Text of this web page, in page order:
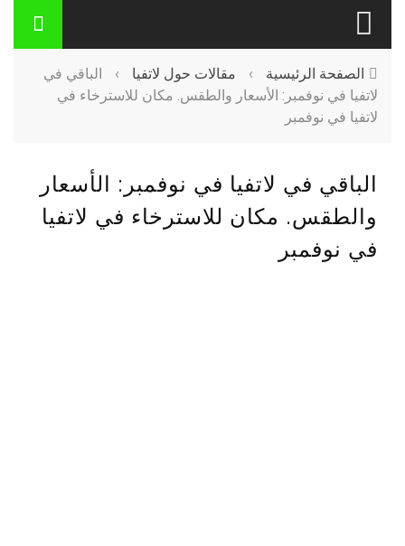
الصفحة الرئيسية › مقالات حول لاتفيا ›
الباقي في
لاتفيا في نوفمبر: الأسعار والطقس. مكان للاسترخاء في
لاتفيا في نوفمبر
الباقي في لاتفيا في نوفمبر: الأسعار
والطقس. مكان للاسترخاء في لاتفيا
في نوفمبر